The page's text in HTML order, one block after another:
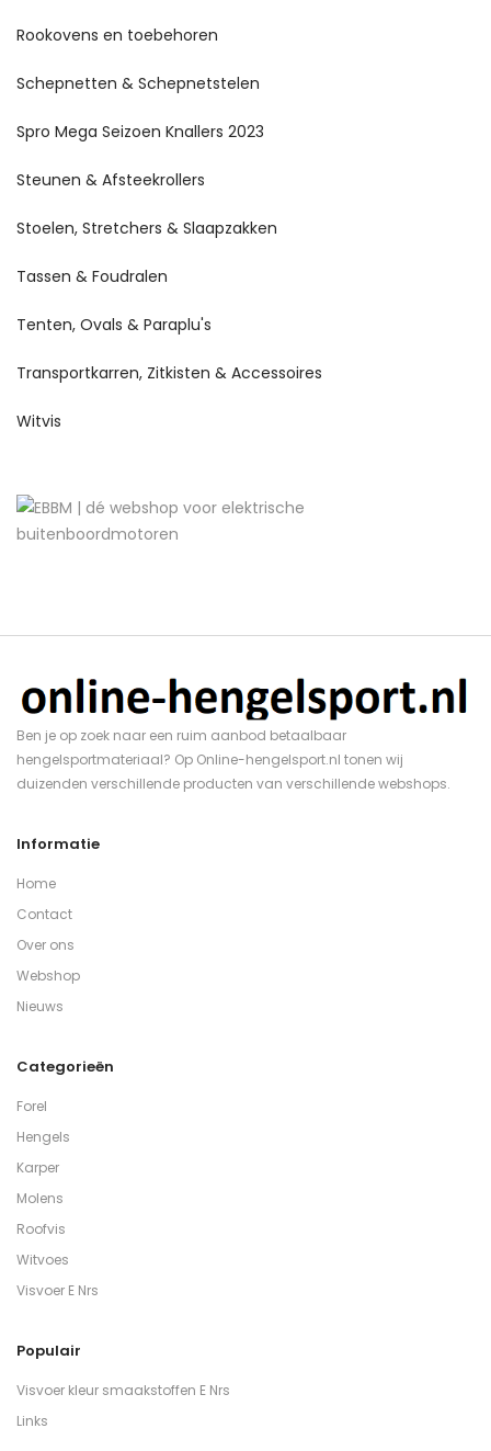
Rookovens en toebehoren
Schepnetten & Schepnetstelen
Spro Mega Seizoen Knallers 2023
Steunen & Afsteekrollers
Stoelen, Stretchers & Slaapzakken
Tassen & Foudralen
Tenten, Ovals & Paraplu's
Transportkarren, Zitkisten & Accessoires
Witvis
Ben je op zoek naar een ruim aanbod betaalbaar
hengelsportmateriaal? Op Online-hengelsport.nl tonen wij
duizenden verschillende producten van verschillende webshops.
Informatie
Home
Contact
Over ons
Webshop
Nieuws
Categorieën
Forel
Hengels
Karper
Molens
Roofvis
Witvoes
Visvoer E Nrs
Populair
Visvoer kleur smaakstoffen E Nrs
Links